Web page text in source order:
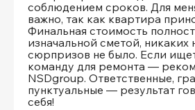
соблюдением сроков. Для
важно, так как квартира
Финальная стоимость
изначальной сметой, никаких
сюрпризов не было. Если
команду для ремонта —
NSDgroup. Ответственные,
пунктуальные — результат
себя!